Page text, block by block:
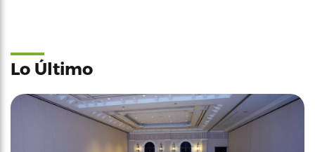
Lo Último